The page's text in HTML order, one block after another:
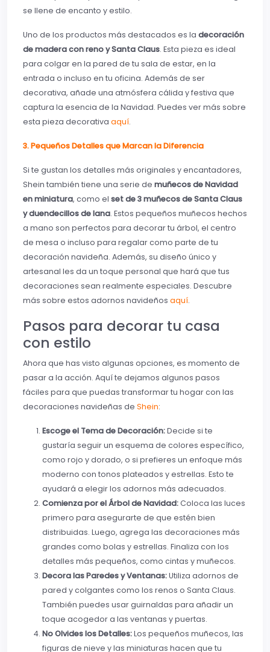
se llene de encanto y estilo.
Uno de los productos más destacados es la decoración
de madera con reno y Santa Claus. Esta pieza es ideal
para colgar en la pared de tu sala de estar, en la
entrada o incluso en tu oficina. Además de ser
decorativa, añade una atmósfera cálida y festiva que
captura la esencia de la Navidad. Puedes ver más sobre
esta pieza decorativa aquí.
3. Pequeños Detalles que Marcan la Diferencia
Si te gustan los detalles más originales y encantadores,
Shein también tiene una serie de muñecos de Navidad
en miniatura, como el set de 3 muñecos de Santa Claus
y duendecillos de lana. Estos pequeños muñecos hechos
a mano son perfectos para decorar tu árbol, el centro
de mesa o incluso para regalar como parte de tu
decoración navideña. Además, su diseño único y
artesanal les da un toque personal que hará que tus
decoraciones sean realmente especiales. Descubre
más sobre estos adornos navideños aquí.
Pasos para decorar tu casa
con estilo
Ahora que has visto algunas opciones, es momento de
pasar a la acción. Aquí te dejamos algunos pasos
fáciles para que puedas transformar tu hogar con las
decoraciones navideñas de Shein:
Escoge el Tema de Decoración:Decide si te
gustaría seguir un esquema de colores específico,
como rojo y dorado, o si prefieres un enfoque más
moderno con tonos plateados y estrellas. Esto te
ayudará a elegir los adornos más adecuados.
Comienza por el Árbol de Navidad:Coloca las luces
primero para asegurarte de que estén bien
distribuidas. Luego, agrega las decoraciones más
grandes como bolas y estrellas. Finaliza con los
detalles más pequeños, como cintas y muñecos.
Decora las Paredes y Ventanas:Utiliza adornos de
pared y colgantes como los renos o Santa Claus.
También puedes usar guirnaldas para añadir un
toque acogedor a las ventanas y puertas.
No Olvides los Detalles:Los pequeños muñecos, las
figuras de nieve y las miniaturas hacen que tu